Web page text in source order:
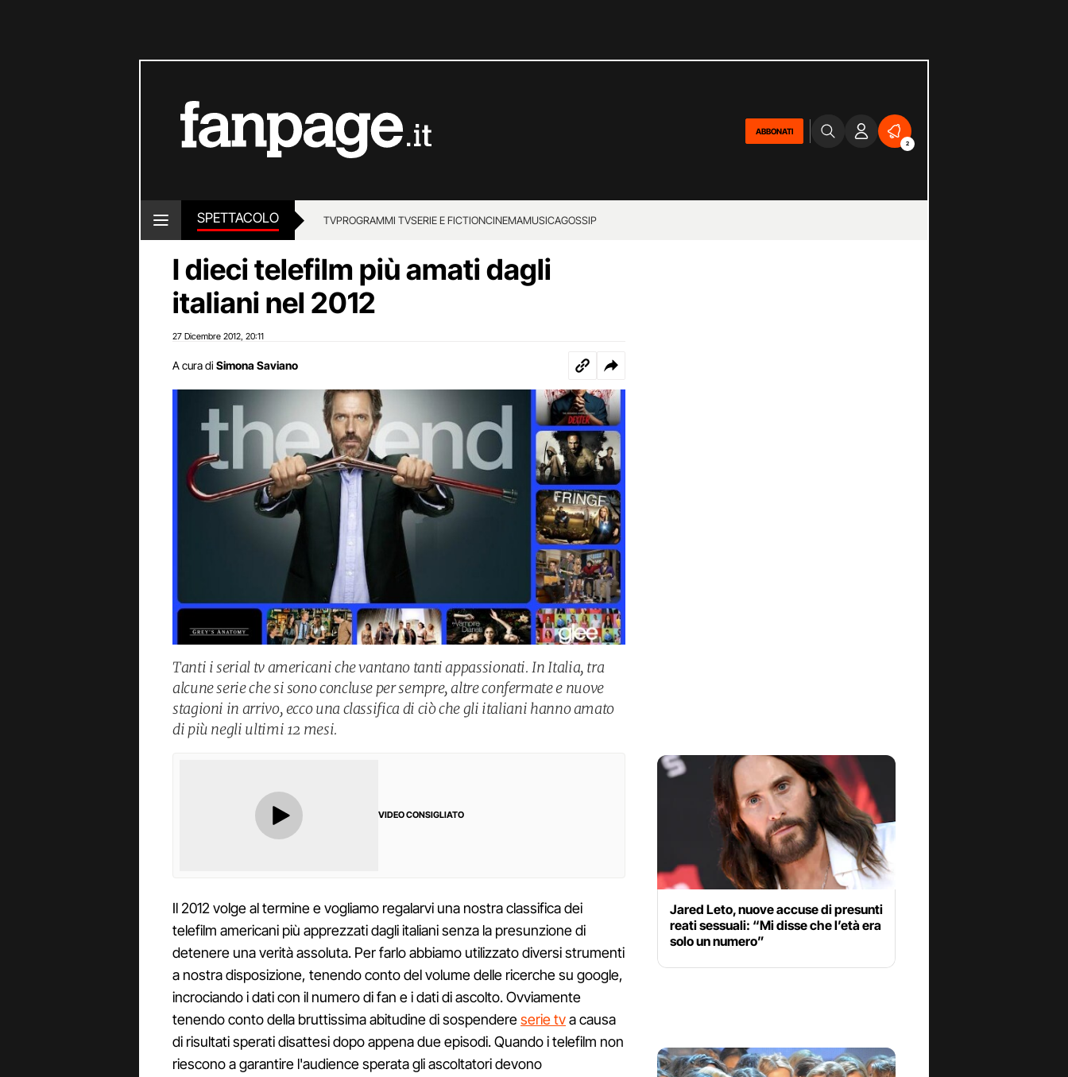
ABBONATI
2
SPETTACOLO TVPROGRAMMI TVSERIE E FICTIONCINEMAMUSICAGOSSIP
I dieci telefilm più amati dagli
italiani nel 2012
27 Dicembre 2012 20:11
A cura di Simona Saviano
Tanti i serial tv americani che vantano tanti appassionati. In Italia, tra
alcune serie che si sono concluse per sempre, altre confermate e nuove
stagioni in arrivo, ecco una classifica di ciò che gli italiani hanno amato
di più negli ultimi 12 mesi.
VIDEO CONSIGLIATO
Il 2012 volge al termine e vogliamo regalarvi una nostra classifica dei
telefilm americani più apprezzati dagli italiani senza la presunzione di
detenere una verità assoluta. Per farlo abbiamo utilizzato diversi strumenti
a nostra disposizione, tenendo conto del volume delle ricerche su google,
incrociando i dati con il numero di fan e i dati di ascolto. Ovviamente
tenendo conto della bruttissima abitudine di sospendereserie tva causa
di risultati sperati disattesi dopo appena due episodi. Quando i telefilm non
riescono a garantire l'audience sperata gli ascoltatori devono
Jared Leto, nuove accuse di presunti
reati sessuali: “Mi disse che l’età era
solo un numero”